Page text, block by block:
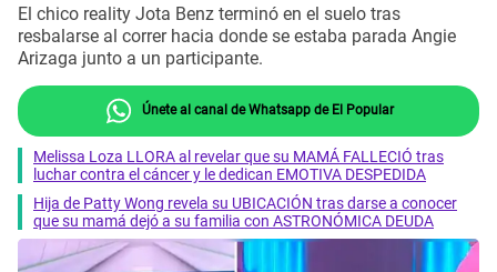
El chico reality Jota Benz terminó en el suelo tras
resbalarse al correr hacia donde se estaba parada Angie
Arizaga junto a un participante.
Únete al canal de Whatsapp de El Popular
Melissa Loza LLORA al revelar que su MAMÁ FALLECIÓ tras
luchar contra el cáncer y le dedican EMOTIVA DESPEDIDA
Hija de Patty Wong revela su UBICACIÓN tras darse a conocer
que su mamá dejó a su familia con ASTRONÓMICA DEUDA